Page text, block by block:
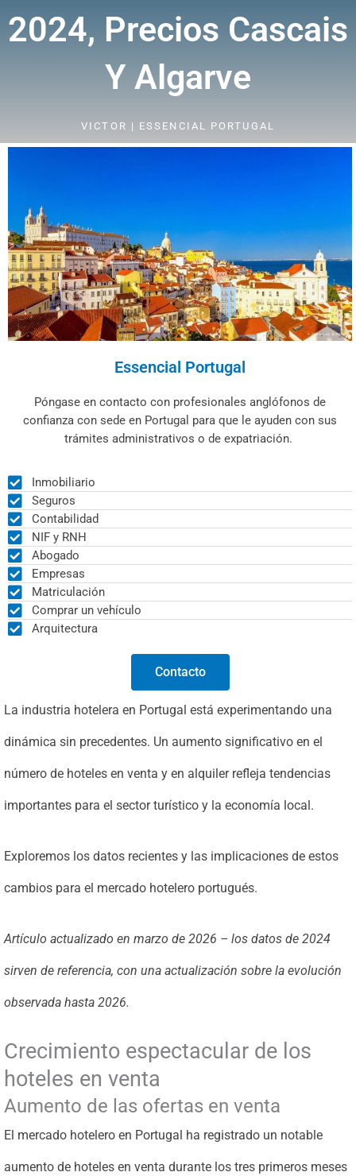
2024, Precios Cascais
Y Algarve
VICTOR | ESSENCIAL PORTUGAL
La industria hotelera en Portugal está experimentando una
dinámica sin precedentes. Un aumento significativo en el
número de hoteles en venta y en alquiler refleja tendencias
importantes para el sector turístico y la economía local.
Exploremos los datos recientes y las implicaciones de estos
cambios para el mercado hotelero portugués.
Artículo actualizado en marzo de 2026 – los datos de 2024
sirven de referencia, con una actualización sobre la evolución
observada hasta 2026.
Crecimiento espectacular de los
hoteles en venta
Aumento de las ofertas en venta
El mercado hotelero en Portugal ha registrado un notable
aumento de hoteles en venta durante los tres primeros meses
Essencial Portugal
Póngase en contacto con profesionales anglófonos de
confianza con sede en Portugal para que le ayuden con sus
trámites administrativos o de expatriación.
Inmobiliario
Seguros
Contabilidad
NIF y RNH
Abogado
Empresas
Matriculación
Comprar un vehículo
Arquitectura
Contacto